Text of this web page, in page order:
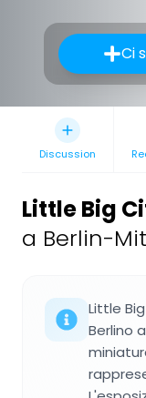
Ci
Discussion
Little Big
a Berlin-
Little
Berlino